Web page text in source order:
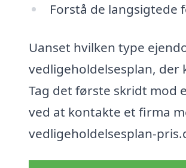
Forstå de langsigtede
Uanset hvilken type
vedligeholdelsesplan,
Tag det første skridt mod
ved at kontakte et firma
vedligeholdelsesplan-